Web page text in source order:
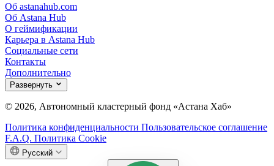
Об astanahub.com
Об Astana Hub
О геймификации
Карьера в Astana Hub
Социальные сети
Контакты
Дополнительно
Развернуть
© 2026, Автономный кластерный фонд «Астана Хаб»
Политика конфиденциальности Пользовательское соглашение
F.A.Q. Политика Cookie
Русский